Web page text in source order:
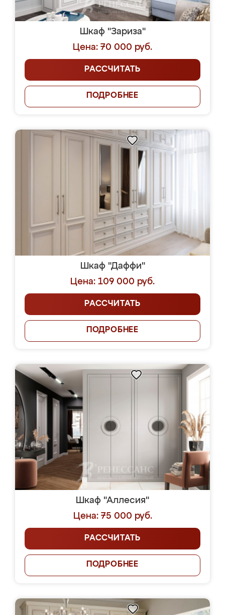
Шкаф "Зариза"
Цена: 70 000 руб.
РАССЧИТАТЬ
ПОДРОБНЕЕ
Шкаф "Даффи"
Цена: 109 000 руб.
РАССЧИТАТЬ
ПОДРОБНЕЕ
Шкаф "Аллесия"
Цена: 75 000 руб.
РАССЧИТАТЬ
ПОДРОБНЕЕ